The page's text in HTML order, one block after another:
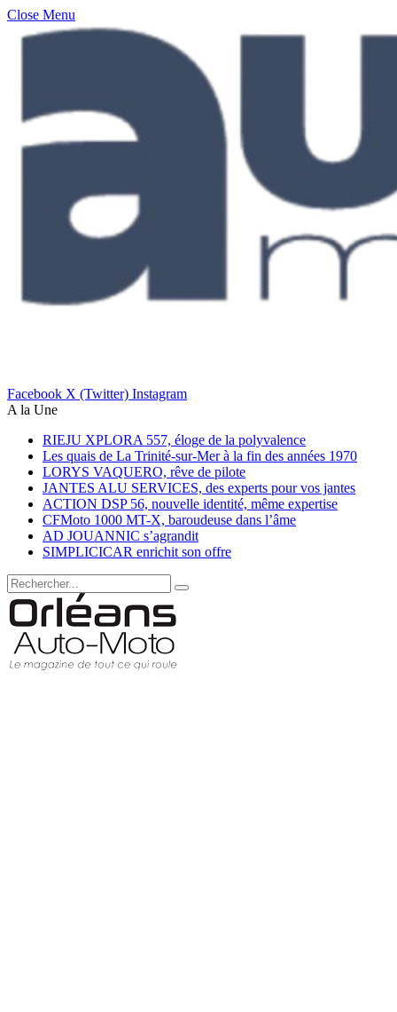
Close Menu
Facebook X (Twitter) Instagram
A la Une
RIEJU XPLORA 557, éloge de la polyvalence
Les quais de La Trinité-sur-Mer à la fin des années 1970
LORYS VAQUERO, rêve de pilote
JANTES ALU SERVICES, des experts pour vos jantes
ACTION DSP 56, nouvelle identité, même expertise
CFMoto 1000 MT-X, baroudeuse dans l’âme
AD JOUANNIC s’agrandit
SIMPLICICAR enrichit son offre